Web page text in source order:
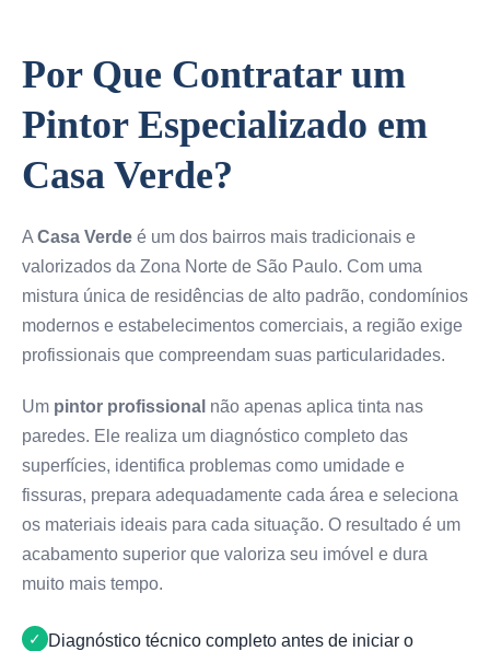
Por Que Contratar um
Pintor Especializado em
Casa Verde?
A Casa Verde é um dos bairros mais tradicionais e
valorizados da Zona Norte de São Paulo. Com uma
mistura única de residências de alto padrão, condomínios
modernos e estabelecimentos comerciais, a região exige
profissionais que compreendam suas particularidades.
Um pintor profissional não apenas aplica tinta nas
paredes. Ele realiza um diagnóstico completo das
superfícies, identifica problemas como umidade e
fissuras, prepara adequadamente cada área e seleciona
os materiais ideais para cada situação. O resultado é um
acabamento superior que valoriza seu imóvel e dura
muito mais tempo.
Diagnóstico técnico completo antes de iniciar o